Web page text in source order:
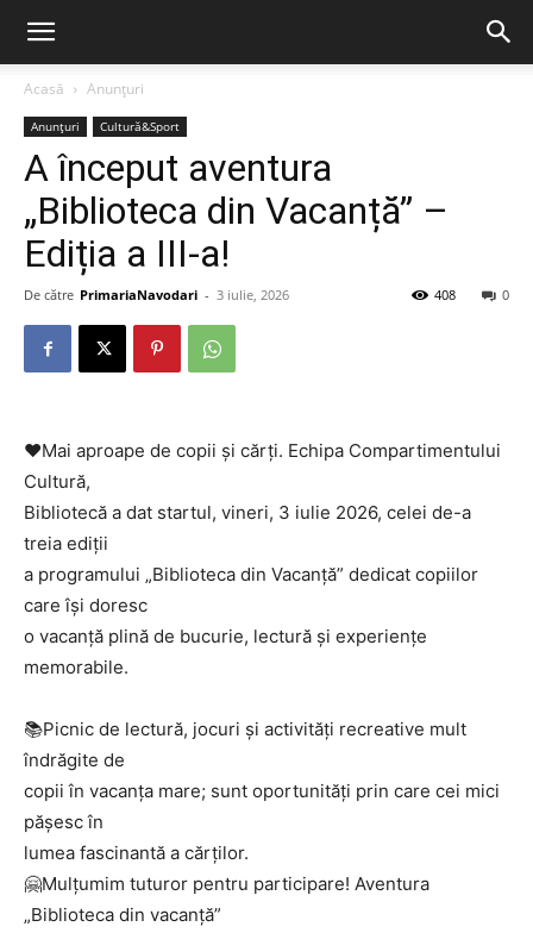
Acasă Anunțuri
Anunțuri Cultură&Sport
A început aventura
„Biblioteca din Vacanță” –
Ediția a III-a!
De către PrimariaNavodari - 3 iulie, 2026 0
408
❤️Mai aproape de copii și cărți. Echipa Compartimentului
Cultură,
Bibliotecă a dat startul, vineri, 3 iulie 2026, celei de-a
treia ediții
a programului „Biblioteca din Vacanță” dedicat copiilor
care își doresc
o vacanță plină de bucurie, lectură și experiențe
memorabile.
📚Picnic de lectură, jocuri și activități recreative mult
îndrăgite de
copii în vacanța mare; sunt oportunități prin care cei mici
pășesc în
lumea fascinantă a cărților.
🤗Mulțumim tuturor pentru participare! Aventura
„Biblioteca din vacanță”